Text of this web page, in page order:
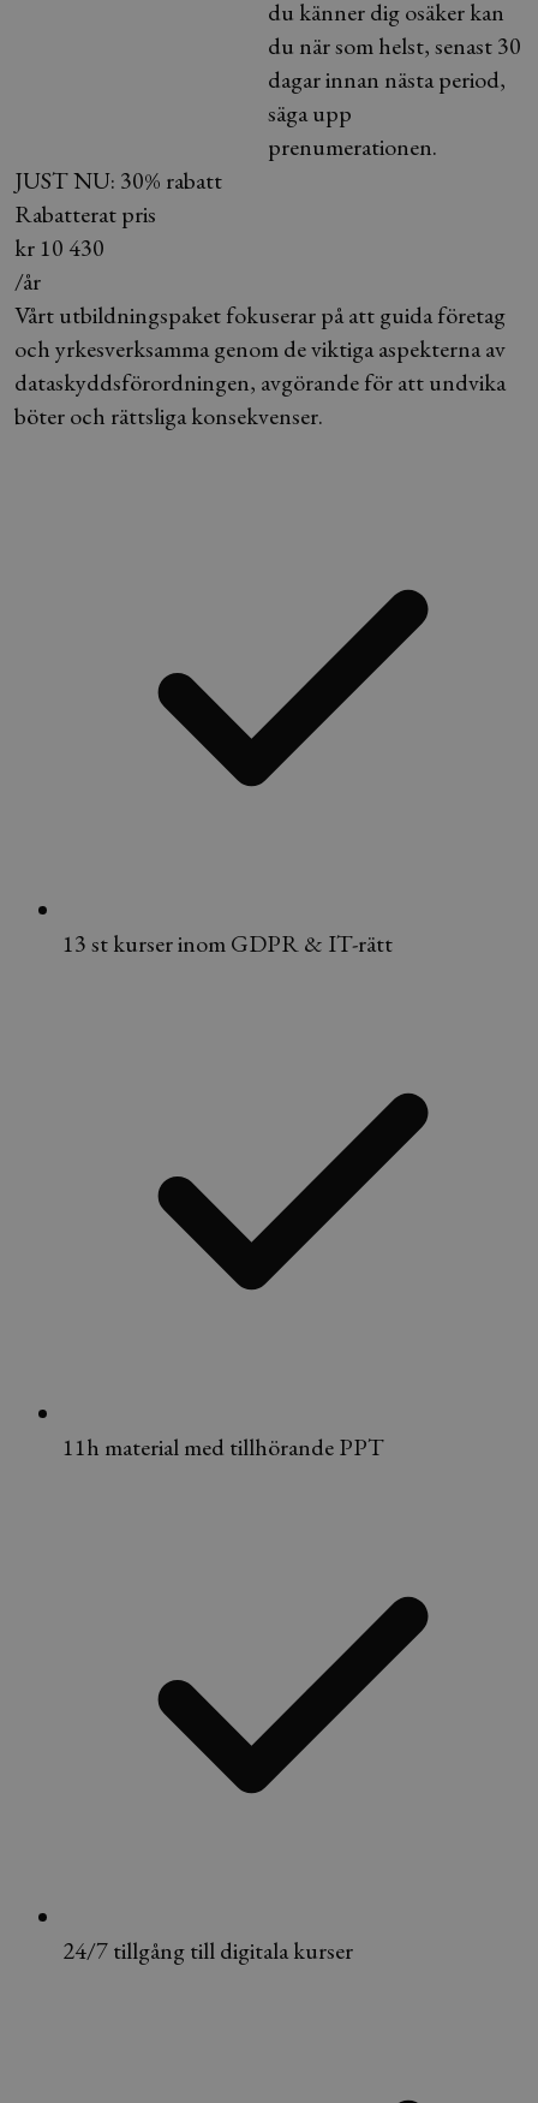
du känner dig osäker kan
du när som helst, senast 30
dagar innan nästa period,
säga upp
prenumerationen.
JUST NU: 30% rabatt
Rabatterat pris
kr10 430
/år
Vårt utbildningspaket fokuserar på att guida företag
och yrkesverksamma genom de viktiga aspekterna av
dataskyddsförordningen, avgörande för att undvika
böter och rättsliga konsekvenser.
13 st kurser inom GDPR & IT-rätt
11h material med tillhörande PPT
24/7 tillgång till digitala kurser